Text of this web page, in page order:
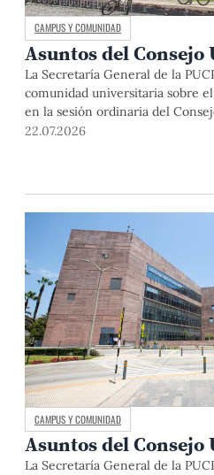
CAMPUS Y COMUNIDAD
Asuntos del
La Secretaría General de la
comunidad universitaria sobre
en la sesión ordinaria del
realizó el día miércoles 24 de
22.07.2026
CAMPUS Y COMUNIDAD
Asuntos del
La Secretaría General de la